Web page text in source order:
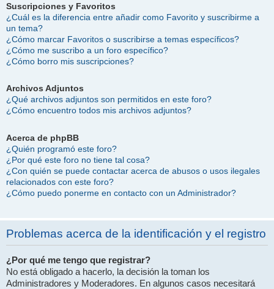
Suscripciones y Favoritos
¿Cuál es la diferencia entre añadir como Favorito y suscribirme a
un tema?
¿Cómo marcar Favoritos o suscribirse a temas específicos?
¿Cómo me suscribo a un foro específico?
¿Cómo borro mis suscripciones?
Archivos Adjuntos
¿Qué archivos adjuntos son permitidos en este foro?
¿Cómo encuentro todos mis archivos adjuntos?
Acerca de phpBB
¿Quién programó este foro?
¿Por qué este foro no tiene tal cosa?
¿Con quién se puede contactar acerca de abusos o usos ilegales
relacionados con este foro?
¿Cómo puedo ponerme en contacto con un Administrador?
Problemas acerca de la identificación y el registro
¿Por qué me tengo que registrar?
No está obligado a hacerlo, la decisión la toman los
Administradores y Moderadores. En algunos casos necesitará